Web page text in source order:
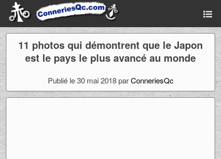
11 photos qui démontrent que le Japon
est le pays le plus avancé au monde
Publié le 30 mai 2018 parConneriesQc